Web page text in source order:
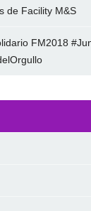
de Facility M&S
FM2018